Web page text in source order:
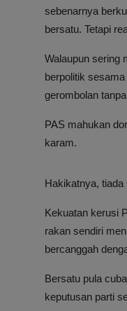
sebenarnya
bersatu. Tetapi
Walaupun sering
berpolitik
gerombolan
PAS mahukan
karam.
Hakikatnya,
Kekuatan kerusi
rakan sendiri
bercanggah
Bersatu pula
keputusan parti